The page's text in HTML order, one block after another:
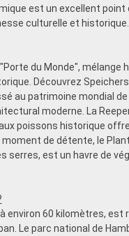
est un excellent point
culturelle et historique.
du Monde", mélange
Découvrez
au patrimoine mondial de
moderne. La
poissons historique
de détente, le
serres, est un havre de
environ 60 kilomètres, est
Le parc national de